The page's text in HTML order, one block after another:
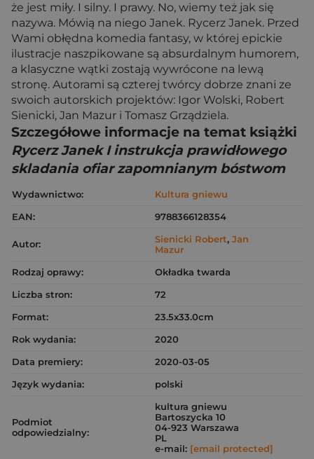
że jest miły. I silny. I prawy. No, wiemy też jak się
nazywa. Mówią na niego Janek. Rycerz Janek. Przed
Wami obłędna komedia fantasy, w której epickie
ilustracje naszpikowane są absurdalnym humorem,
a klasyczne wątki zostają wywrócone na lewą
stronę. Autorami są czterej twórcy dobrze znani ze
swoich autorskich projektów: Igor Wolski, Robert
Sienicki, Jan Mazur i Tomasz Grządziela.
Szczegółowe informacje na temat książki
Rycerz Janek I instrukcja prawidłowego
skladania ofiar zapomnianym bóstwom
Wydawnictwo:
Kultura gniewu
EAN:
9788366128354
Autor: Sienicki Robert, Jan
Mazur
Rodzaj oprawy:
Okładka twarda
Liczba stron:
72
Format:
23.5x33.0cm
Rok wydania:
2020
Data premiery:
2020-03-05
Język wydania:
polski
Podmiot
odpowiedzialny:
kultura gniewu
Bartoszycka 10
04-923 Warszawa
PL
e-mail: [email protected]